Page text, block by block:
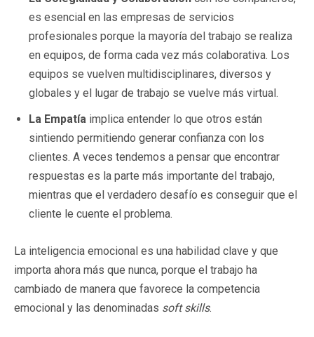
es esencial en las empresas de servicios
profesionales porque la mayoría del trabajo se realiza
en equipos, de forma cada vez más colaborativa. Los
equipos se vuelven multidisciplinares, diversos y
globales y el lugar de trabajo se vuelve más virtual.
La Empatía implica entender lo que otros están
sintiendo permitiendo generar confianza con los
clientes. A veces tendemos a pensar que encontrar
respuestas es la parte más importante del trabajo,
mientras que el verdadero desafío es conseguir que el
cliente le cuente el problema.
La inteligencia emocional es una habilidad clave y que
importa ahora más que nunca, porque el trabajo ha
cambiado de manera que favorece la competencia
emocional y las denominadas soft skills.